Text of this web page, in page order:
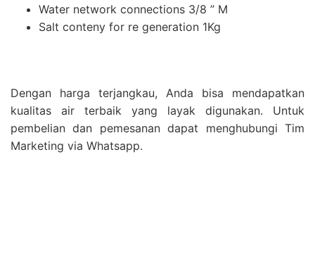
Water network connections 3/8 ” M
Salt conteny for re generation 1Kg
Dengan harga terjangkau, Anda bisa mendapatkan
kualitas air terbaik yang layak digunakan. Untuk
pembelian dan pemesanan dapat menghubungi Tim
Marketing via Whatsapp.